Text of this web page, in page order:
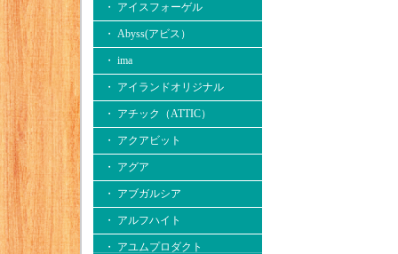
・ アイスフォーゲル
・ Abyss(アビス）
・ ima
・ アイランドオリジナル
・ アチック（ATTIC）
・ アクアビット
・ アグア
・ アブガルシア
・ アルフハイト
・ アユムプロダクト